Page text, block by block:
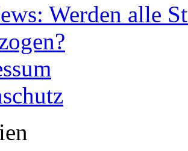
Werden alle